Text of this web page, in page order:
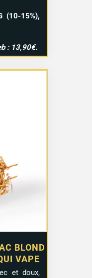
(10-15%),
: 13,90€.
BLOND
VAPE
et doux,